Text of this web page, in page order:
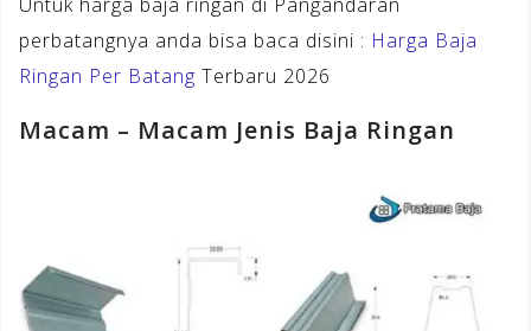
perbatangnya anda bisa baca disini : Harga Baja
Ringan Per Batang Terbaru 2026
Macam – Macam Jenis Baja Ringan